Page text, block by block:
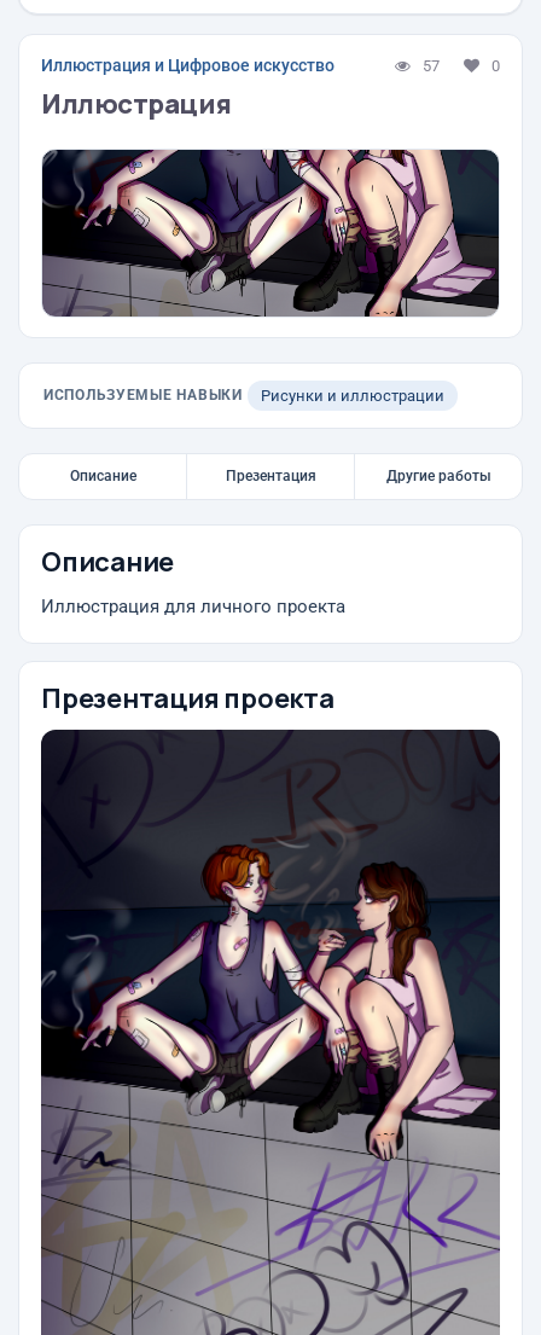
Иллюстрация и Цифровое искусство 57 0
Иллюстрация
ИСПОЛЬЗУЕМЫЕ НАВЫКИ Рисунки и иллюстрации
Описание Презентация Другие работы
Описание
Иллюстрация для личного проекта
Презентация проекта